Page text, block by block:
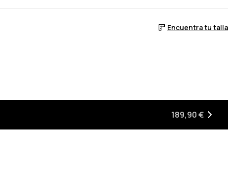
Encuentra tu talla
189,90 €